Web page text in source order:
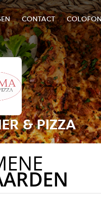
CONTACT
& PIZZA